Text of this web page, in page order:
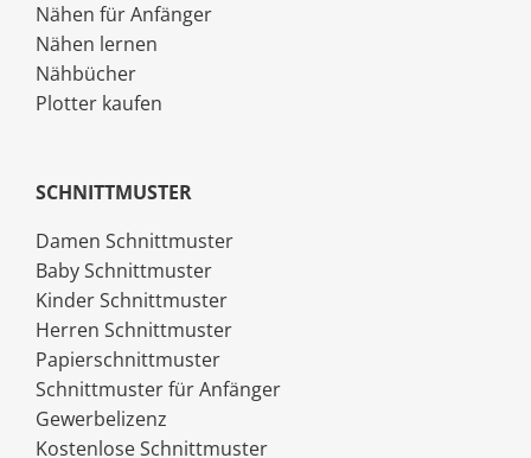
Nähen für Anfänger
Nähen lernen
Nähbücher
Plotter kaufen
SCHNITTMUSTER
Damen Schnittmuster
Baby Schnittmuster
Kinder Schnittmuster
Herren Schnittmuster
Papierschnittmuster
Schnittmuster für Anfänger
Gewerbelizenz
Kostenlose Schnittmuster